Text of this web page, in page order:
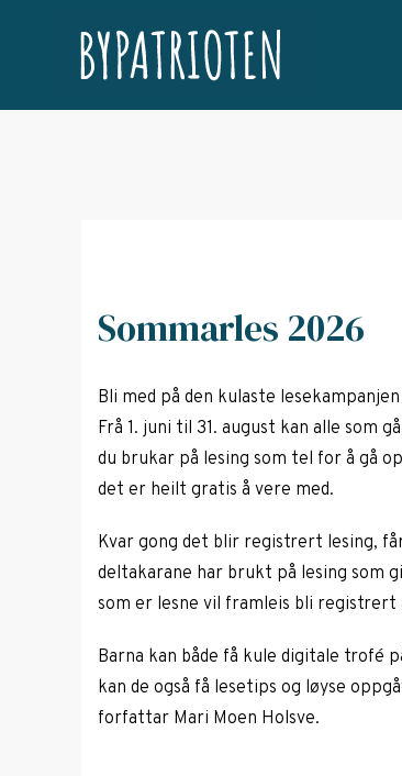
Sommarles 2026
Bli med på den kulaste
Frå 1. juni til 31. august kan alle som
du brukar på lesing som tel for å gå
det er heilt gratis å vere med.
Kvar gong det blir registrert lesing,
deltakarane har brukt på lesing som
som er lesne vil framleis bli registrert
Barna kan både få kule digitale trofé
kan de også få lesetips og løyse
forfattar Mari Moen Holsve.